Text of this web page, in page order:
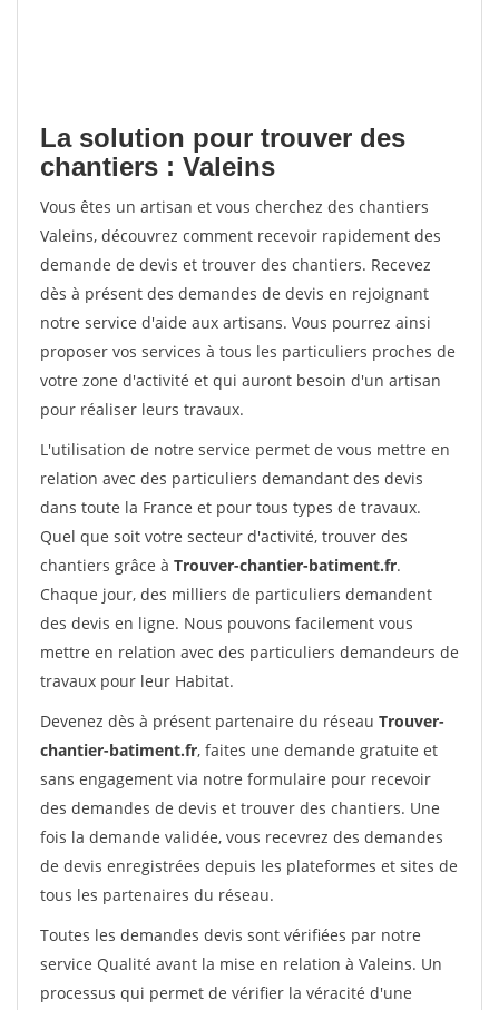
La solution pour trouver des
chantiers : Valeins
Vous êtes un artisan et vous cherchez des chantiers
Valeins, découvrez comment recevoir rapidement des
demande de devis et trouver des chantiers. Recevez
dès à présent des demandes de devis en rejoignant
notre service d'aide aux artisans. Vous pourrez ainsi
proposer vos services à tous les particuliers proches de
votre zone d'activité et qui auront besoin d'un artisan
pour réaliser leurs travaux.
L'utilisation de notre service permet de vous mettre en
relation avec des particuliers demandant des devis
dans toute la France et pour tous types de travaux.
Quel que soit votre secteur d'activité, trouver des
chantiers grâce à Trouver-chantier-batiment.fr.
Chaque jour, des milliers de particuliers demandent
des devis en ligne. Nous pouvons facilement vous
mettre en relation avec des particuliers demandeurs de
travaux pour leur Habitat.
Devenez dès à présent partenaire du réseau Trouver-
chantier-batiment.fr, faites une demande gratuite et
sans engagement via notre formulaire pour recevoir
des demandes de devis et trouver des chantiers. Une
fois la demande validée, vous recevrez des demandes
de devis enregistrées depuis les plateformes et sites de
tous les partenaires du réseau.
Toutes les demandes devis sont vérifiées par notre
service Qualité avant la mise en relation à Valeins. Un
processus qui permet de vérifier la véracité d'une